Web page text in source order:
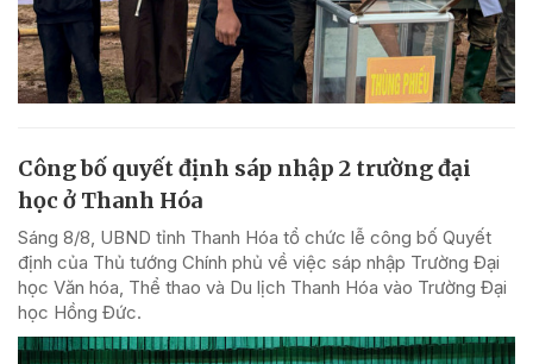
Công bố quyết định sáp nhập 2 trường đại
học ở Thanh Hóa
Sáng 8/8, UBND tỉnh Thanh Hóa tổ chức lễ công bố Quyết
định của Thủ tướng Chính phủ về việc sáp nhập Trường Đại
học Văn hóa, Thể thao và Du lịch Thanh Hóa vào Trường Đại
học Hồng Đức.